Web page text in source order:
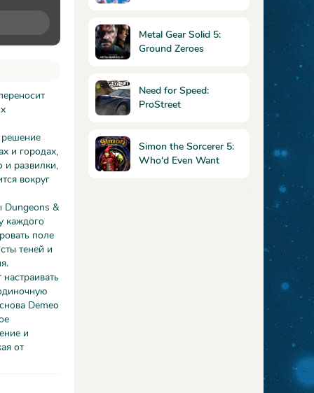
решение
и городах,
и развилки,
вокруг
Dungeons &
каждого
поле
теней и
Demeo
и
от
Metal Gear Solid 5:
Ground Zeroes
Need for Speed:
ProStreet
Simon the Sorcerer 5:
Who'd Even Want